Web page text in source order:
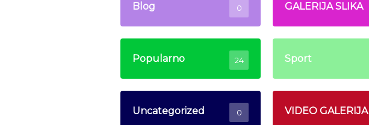
Blog 0 GALERIJA SLIKA
Popularno 24 Sport
Uncategorized 0 VIDEO GALERIJA